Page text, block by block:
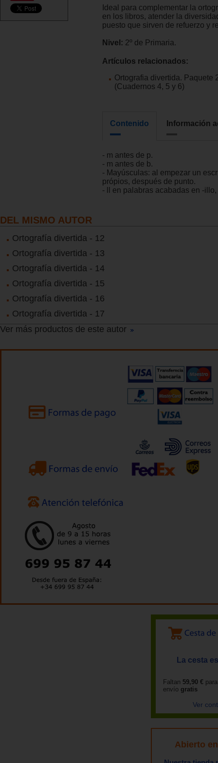
Ideal para complementar la
en los libros, atender la
puesto que sirven de refuerzo y
Nivel: 2º de Primaria.
Artículos relacionados:
Ortografia divertida. Paquete
(Cuadernos 4, 5 y 6)
Contenido Información
- m antes de p.
- m antes de b.
- Mayúsculas: al empezar un
própios, después de punto.
- ll en palabras acabadas en -
DEL MISMO AUTOR
Ortografía divertida - 12
Ortografía divertida - 13
Ortografía divertida - 14
Ortografía divertida - 15
Ortografía divertida - 16
Ortografía divertida - 17
Ver más productos de este autor
La cesta
Faltan 59,90 €
envío gratis
Ver
Abierto